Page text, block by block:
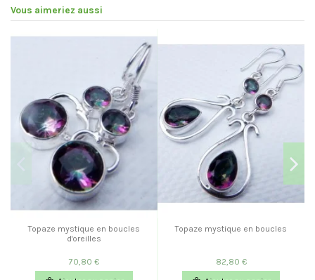
Vous aimeriez aussi
Topaze mystique en boucles
d'oreilles
70,80 €
Topaze mystique en boucles
82,80 €